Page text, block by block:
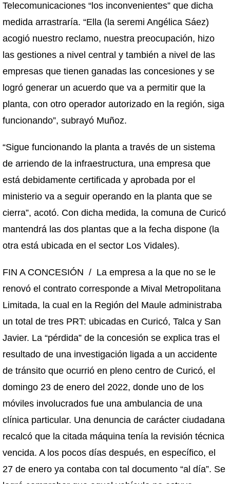
Telecomunicaciones “los inconvenientes” que dicha
medida arrastraría. “Ella (la seremi Angélica Sáez)
acogió nuestro reclamo, nuestra preocupación, hizo
las gestiones a nivel central y también a nivel de las
empresas que tienen ganadas las concesiones y se
logró generar un acuerdo que va a permitir que la
planta, con otro operador autorizado en la región, siga
funcionando”, subrayó Muñoz.
“Sigue funcionando la planta a través de un sistema
de arriendo de la infraestructura, una empresa que
está debidamente certificada y aprobada por el
ministerio va a seguir operando en la planta que se
cierra”, acotó. Con dicha medida, la comuna de Curicó
mantendrá las dos plantas que a la fecha dispone (la
otra está ubicada en el sector Los Vidales).
FIN A CONCESIÓN / La empresa a la que no se le
renovó el contrato corresponde a Mival Metropolitana
Limitada, la cual en la Región del Maule administraba
un total de tres PRT: ubicadas en Curicó, Talca y San
Javier. La “pérdida” de la concesión se explica tras el
resultado de una investigación ligada a un accidente
de tránsito que ocurrió en pleno centro de Curicó, el
domingo 23 de enero del 2022, donde uno de los
móviles involucrados fue una ambulancia de una
clínica particular. Una denuncia de carácter ciudadana
recalcó que la citada máquina tenía la revisión técnica
vencida. A los pocos días después, en específico, el
27 de enero ya contaba con tal documento “al día”. Se